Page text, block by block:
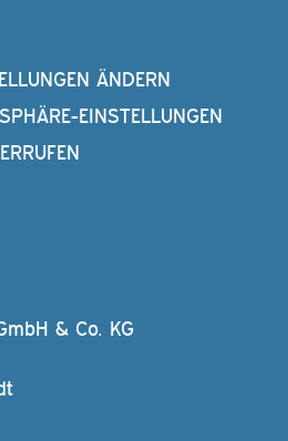
ÄNDERN
EINSTELLUNGEN
& Co. KG